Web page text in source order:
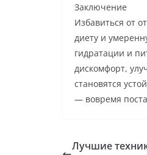
Заключение
Избавиться от
диету и
гидратации и
дискомфорт,
становятся
— вовремя
Лучшие